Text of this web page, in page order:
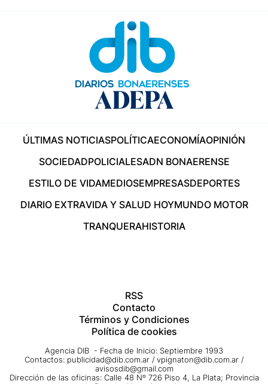
ÚLTIMAS NOTICIASPOLÍTICAECONOMÍAOPINIÓN
SOCIEDADPOLICIALESADN BONAERENSE
ESTILO DE VIDAMEDIOSEMPRESASDEPORTES
DIARIO EXTRAVIDA Y SALUD HOYMUNDO MOTOR
TRANQUERAHISTORIA
RSS
Contacto
Términos y Condiciones
Política de cookies
Agencia DIB - Fecha de Inicio: Septiembre 1993
Contactos: publicidad@dib.com.ar / vpignaton@dib.com.ar /
avisosdib@gmail.com
Dirección de las oficinas: Calle 48 Nº 726 Piso 4, La Plata; Provincia